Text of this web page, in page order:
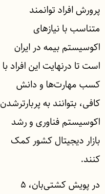
پرورش افراد توانمند
متناسب با نیازهای
اکوسیستم بیمه در ایران
است تا درنهایت این افراد با
کسب مهارت‌ها و دانش
کافی، بتوانند به پربارترشدن
اکوسیستم فناوری و رشد
بازار دیجیتال کشور کمک
کنند.
در پویش کشتی‌بان، ۵